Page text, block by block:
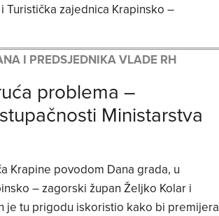
zajednica Krapinsko –
I PREDSJEDNIKA VLADE RH
problema –
Ministarstva
Krapine povodom Dana grada, u
– zagorski župan Željko Kolar i
je tu prigodu iskoristio kako bi premijera